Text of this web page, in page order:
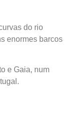
do rio
enormes barcos
e Gaia, num